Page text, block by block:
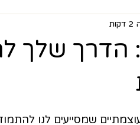
הדרך שלך
שמסייעים לנו